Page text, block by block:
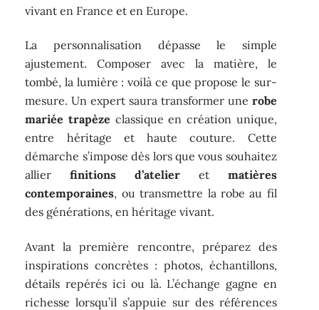
vivant en France et en Europe.
La personnalisation dépasse le simple
ajustement. Composer avec la matière, le
tombé, la lumière : voilà ce que propose le sur-
mesure. Un expert saura transformer une robe
mariée trapèze classique en création unique,
entre héritage et haute couture. Cette
démarche s’impose dès lors que vous souhaitez
allierfinitions d’atelier et matières
contemporaines, ou transmettre la robe au fil
des générations, en héritage vivant.
Avant la première rencontre, préparez des
inspirations concrètes : photos, échantillons,
détails repérés ici ou là. L’échange gagne en
richesse lorsqu’il s’appuie sur des références